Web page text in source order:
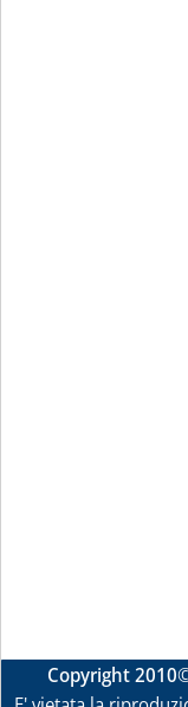
Copyright 2010